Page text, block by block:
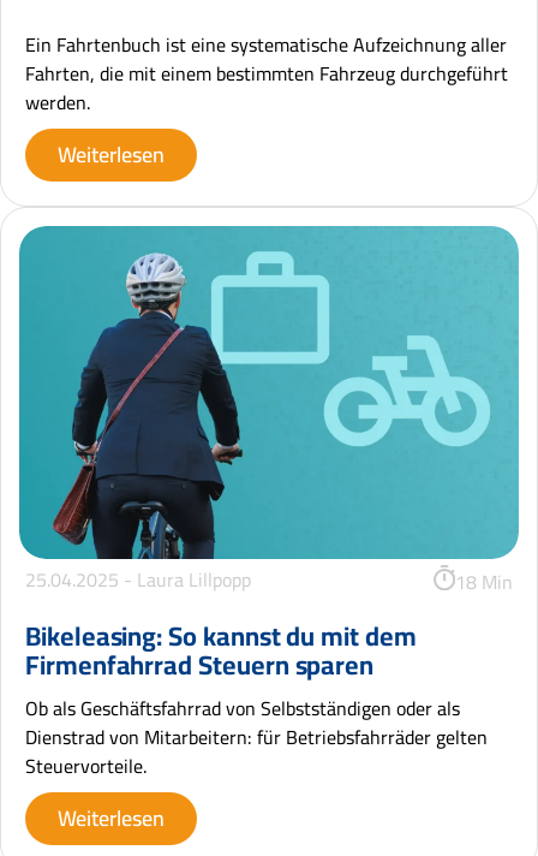
Ein Fahrtenbuch ist eine systematische Aufzeichnung aller
Fahrten, die mit einem bestimmten Fahrzeug durchgeführt
werden.
Weiterlesen
25.04.2025 - Laura Lillpopp 18 Min
Bikeleasing: So kannst du mit dem
Firmenfahrrad Steuern sparen
Ob als Geschäftsfahrrad von Selbstständigen oder als
Dienstrad von Mitarbeitern: für Betriebsfahrräder gelten
Steuervorteile.
Weiterlesen